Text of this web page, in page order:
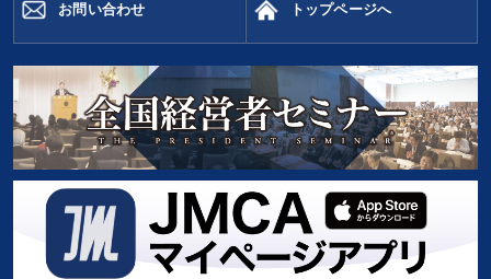
お問い合わせ トップページへ